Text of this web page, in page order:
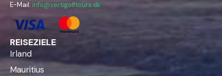
E-Mail: info@vertigolftours.dk
REISEZIELE
Irland
Mauritius